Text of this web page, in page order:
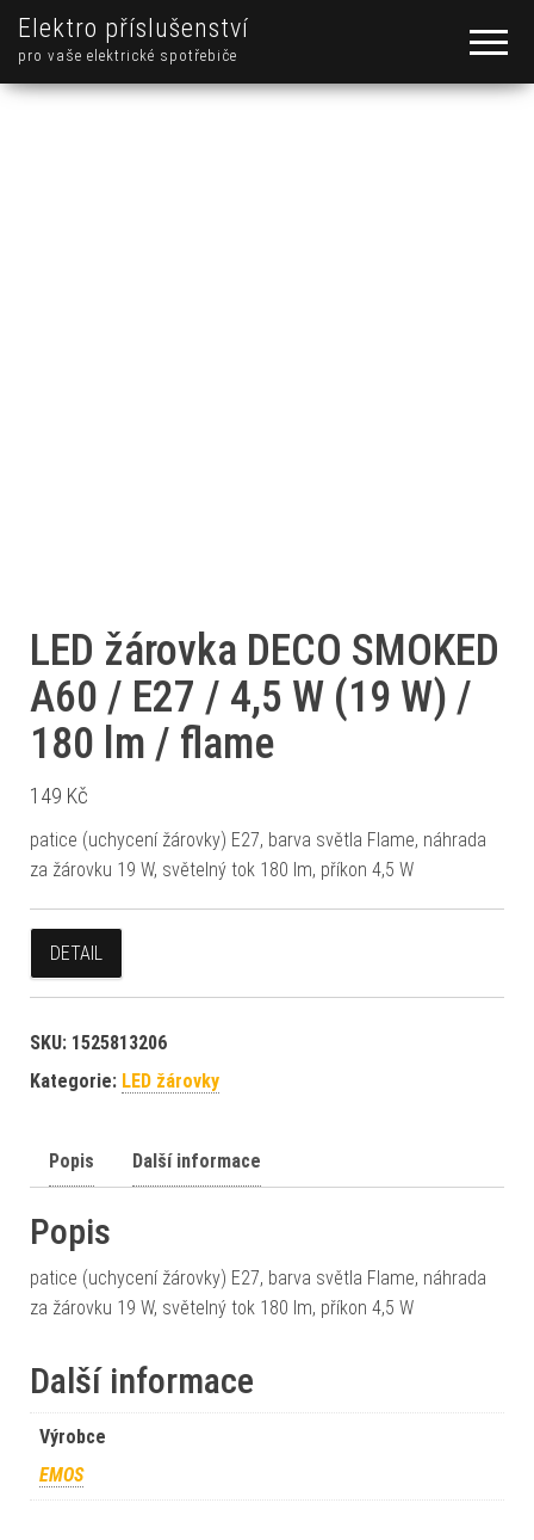
Elektro příslušenství
pro vaše elektrické spotřebiče
LED žárovka DECO SMOKED
A60 / E27 / 4,5 W (19 W) /
180 lm / flame
149 Kč
patice (uchycení žárovky) E27, barva světla Flame, náhrada
za žárovku 19 W, světelný tok 180 lm, příkon 4,5 W
DETAIL
SKU: 1525813206
Kategorie: LED žárovky
Popis Další informace
Popis
patice (uchycení žárovky) E27, barva světla Flame, náhrada
za žárovku 19 W, světelný tok 180 lm, příkon 4,5 W
Další informace
Výrobce
EMOS